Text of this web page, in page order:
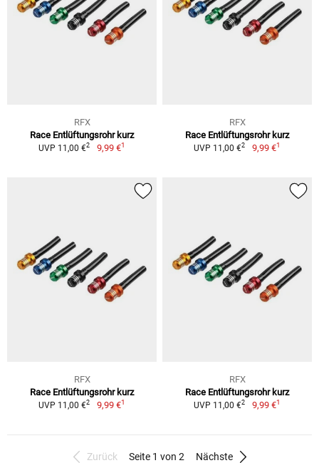
RFX
Race Entlüftungsrohr kurz
UVP 11,00 €2 9,99 €1
RFX
Race Entlüftungsrohr kurz
UVP 11,00 €2 9,99 €1
RFX
Race Entlüftungsrohr kurz
UVP 11,00 €2 9,99 €1
RFX
Race Entlüftungsrohr kurz
UVP 11,00 €2 9,99 €1
Zurück Seite 1 von 2 Nächste